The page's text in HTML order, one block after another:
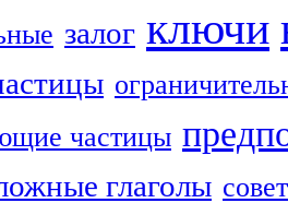
залог ключи
частицы
глаголы совет